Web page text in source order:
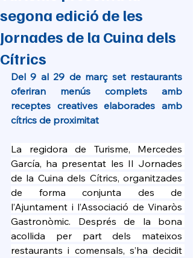
segona edició de les
Jornades de la Cuina dels
Cítrics
Del 9 al 29 de març set restaurants
oferiran menús complets amb
receptes creatives elaborades amb
cítrics de proximitat
La regidora de Turisme, Mercedes
García, ha presentat les II Jornades
de la Cuina dels Cítrics, organitzades
de forma conjunta des de
l’Ajuntament i l’Associació de Vinaròs
Gastronòmic. Després de la bona
acollida per part dels mateixos
restaurants i comensals, s’ha decidit